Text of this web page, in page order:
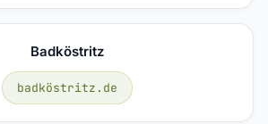
Badköstritz
badköstritz.de